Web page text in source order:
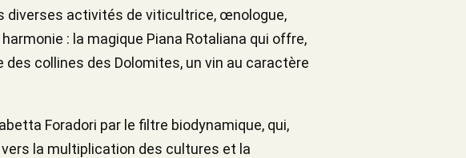
diverses activités de viticultrice, œnologue,
: la magique Piana Rotaliana qui offre,
collines des Dolomites, un vin au caractère
Foradori par le filtre biodynamique, qui,
la multiplication des cultures et la